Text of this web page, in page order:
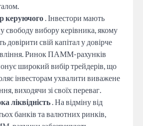
керуючого . Інвестори мають
свободу вибору керівника, якому
довірити свій капітал у довірче
Ринок ПАММ-рахунків
широкий вибір трейдерів, що
інвесторам ухвалити виважене
виходячи зі своїх переваг.
ліквідність . На відміну від
банків та валютних ринків,